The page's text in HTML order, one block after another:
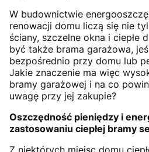
W budownictwie
renowacji domu liczą się nie
ściany, szczelne okna i ciepłe
być także brama garażowa,
bezpośrednio przy domu lub
Jakie znaczenie ma więc
bramy garażowej i na co
uwagę przy jej zakupie?
Oszczędność pieniędzy i
zastosowaniu ciepłej bramy